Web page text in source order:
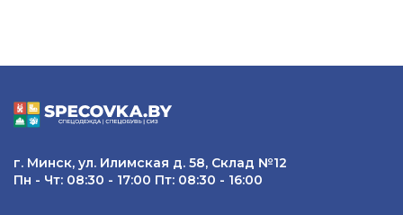
г. Минск, ул. Илимская д. 58, Склад №12
Пн - Чт: 08:30 - 17:00 Пт: 08:30 - 16:00